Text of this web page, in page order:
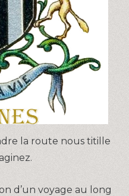
la route nous titille
d’un voyage au long